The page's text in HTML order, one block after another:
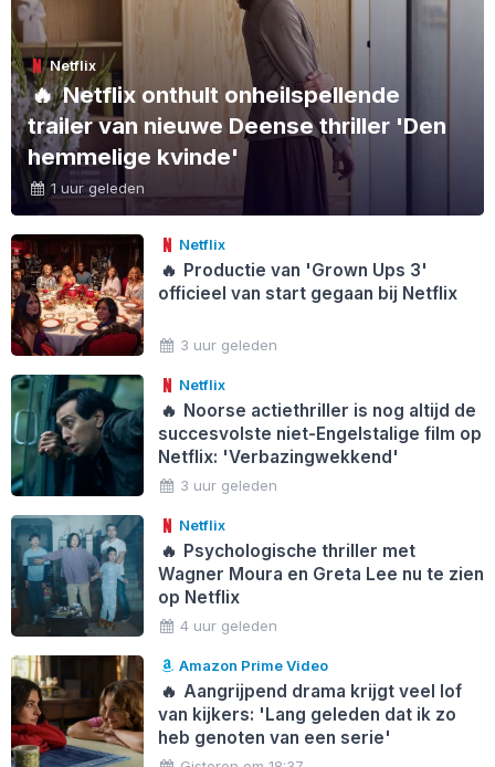
Netflix
🔥Netflix onthult onheilspellende
trailer van nieuwe Deense thriller 'Den
hemmelige kvinde'
1 uur geleden
Netflix
🔥 Productie van 'Grown Ups 3'
officieel van start gegaan bij Netflix
3 uur geleden
Netflix
🔥 Noorse actiethriller is nog altijd de
succesvolste niet-Engelstalige film op
Netflix: 'Verbazingwekkend'
3 uur geleden
Netflix
🔥 Psychologische thriller met
Wagner Moura en Greta Lee nu te zien
op Netflix
4 uur geleden
Amazon Prime Video
🔥 Aangrijpend drama krijgt veel lof
van kijkers: 'Lang geleden dat ik zo
heb genoten van een serie'